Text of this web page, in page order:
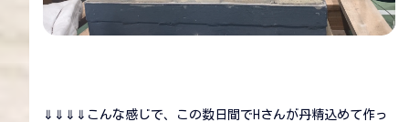
⇓⇓⇓⇓こんな感じで、この数日間でHさんが丹精込めて作っ